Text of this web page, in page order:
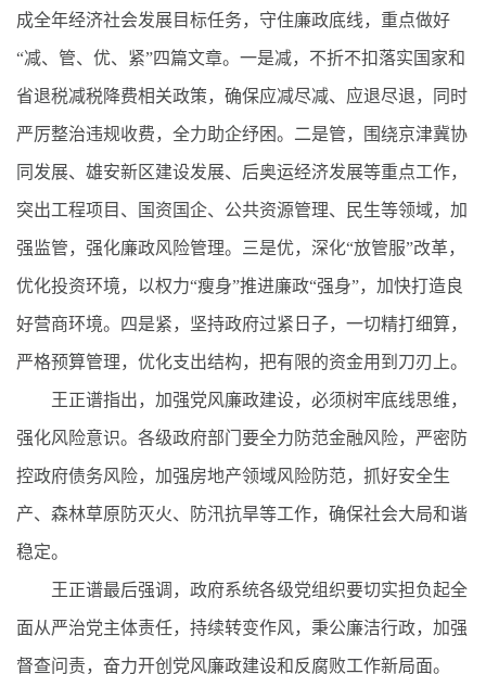
成全年经济社会发展目标任务，守住廉政底线，重点做好
“减、管、优、紧”四篇文章。一是减，不折不扣落实国家和
省退税减税降费相关政策，确保应减尽减、应退尽退，同时
严厉整治违规收费，全力助企纾困。二是管，围绕京津冀协
同发展、雄安新区建设发展、后奥运经济发展等重点工作，
突出工程项目、国资国企、公共资源管理、民生等领域，加
强监管，强化廉政风险管理。三是优，深化“放管服”改革，
优化投资环境，以权力“瘦身”推进廉政“强身”，加快打造良
好营商环境。四是紧，坚持政府过紧日子，一切精打细算，
严格预算管理，优化支出结构，把有限的资金用到刀刃上。
王正谱指出，加强党风廉政建设，必须树牢底线思维，
强化风险意识。各级政府部门要全力防范金融风险，严密防
控政府债务风险，加强房地产领域风险防范，抓好安全生
产、森林草原防灭火、防汛抗旱等工作，确保社会大局和谐
稳定。
王正谱最后强调，政府系统各级党组织要切实担负起全
面从严治党主体责任，持续转变作风，秉公廉洁行政，加强
督查问责，奋力开创党风廉政建设和反腐败工作新局面。